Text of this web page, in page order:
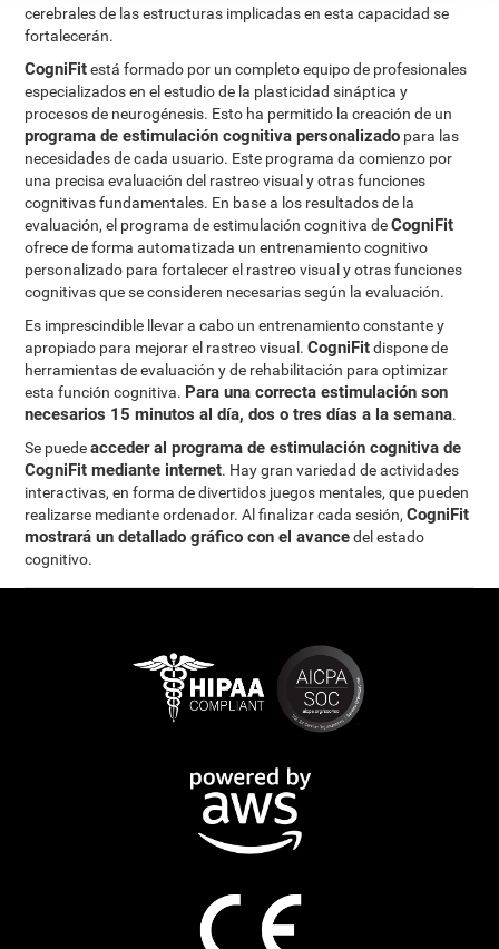
cerebrales de las estructuras implicadas en esta capacidad se
fortalecerán.
CogniFitestá formado por un completo equipo de profesionales
especializados en el estudio de la plasticidad sináptica y
procesos de neurogénesis. Esto ha permitido la creación de un
programa de estimulación cognitiva personalizado para las
necesidades de cada usuario. Este programa da comienzo por
una precisa evaluación del rastreo visual y otras funciones
cognitivas fundamentales. En base a los resultados de la
evaluación, el programa de estimulación cognitiva deCogniFit
ofrece de forma automatizada un entrenamiento cognitivo
personalizado para fortalecer el rastreo visual y otras funciones
cognitivas que se consideren necesarias según la evaluación.
Es imprescindible llevar a cabo un entrenamiento constante y
apropiado para mejorar el rastreo visual.CogniFitdispone de
herramientas de evaluación y de rehabilitación para optimizar
esta función cognitiva. Para una correcta estimulación son
necesarios 15 minutos al día, dos o tres días a la semana.
Se puedeacceder al programa de estimulación cognitiva de
CogniFit mediante internet. Hay gran variedad de actividades
interactivas, en forma de divertidos juegos mentales, que pueden
realizarse mediante ordenador. Al finalizar cada sesión,CogniFit
mostrará un detallado gráfico con el avancedel estado
cognitivo.